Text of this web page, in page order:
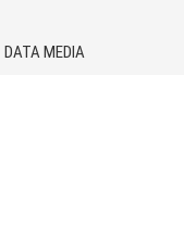
DATA MEDIA